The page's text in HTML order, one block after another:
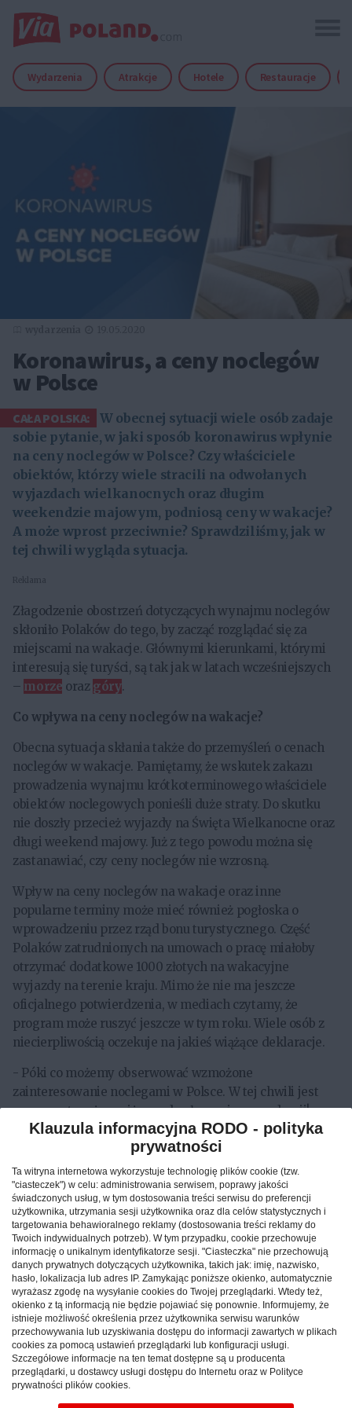
Wydarzenia Atrakcje Hotele Restauracje
Koronawirus, a ceny noclegów
w Polsce
CAŁA POLSKA:
W obecnej sytuacji wiele osób zadaje
sobie pytanie, w jaki sposób koronawirus wpłynie
na ceny noclegów w Polsce? Czy właściciele
obiektów, którzy wiele stracili na odwołanych
wyjazdach wielkanocnych oraz długim
weekendzie majowym, podniosą ceny w wakacje?
A może wprost przeciwnie? Sprawdziliśmy, jak w
tej chwili wygląda sytuacja.
Reklama
Złagodzenie obostrzeń dotyczących wynajmu noclegów
skłoniło Polaków do tego, by zacząć rozglądać się za
miejscami na wakacje. Głównymi kierunkami, którymi
interesują się turyści, są tak jak w latach wcześniejszych
– morze oraz góry.
Co wpływa na ceny noclegów na wakacje?
Obecna sytuacja skłania także do przemyśleń o cenach
noclegów w wakacje. Pamiętamy, że wskutek zakazu
prowadzenia wynajmu krótkoterminowego właściciele
obiektów noclegowych ponieśli duże straty. Do skutku
nie doszły przecież wyjazdy na Święta Wielkanocne oraz
długi weekend majowy. Już z tego powodu można się
zastanawiać, czy ceny noclegów nie wzrosną.
Wpływ na ceny noclegów na wakacje oraz inne
popularne terminy może mieć również pogłoska o
wprowadzeniu przez rząd bonu turystycznego. Część
Polaków zatrudnionych na umowach o pracę miałoby
otrzymać dodatkowe 1000 złotych na wakacyjne
wyjazdy na terenie kraju. Mimo że nie ma jeszcze
oficjalnego potwierdzenia, w mediach czytamy, że
program może ruszyć jeszcze w tym roku. Wiele osób z
niecierpliwością oczekuje na jakieś wiążące deklaracje.
- Póki co możemy obserwować wzmożone
zainteresowanie noclegami w Polsce. W tej chwili jest
ono nawet wyższe niż przed ogłoszeniem pandemii!
Możemy pokusić się o stwierdzenie, że gdy bon
turystyczny 1000+ zostanie oficjalnie zatwierdzony,
popyt na usługi noclegowe wystrzeli jeszcze bardziej. –
mówi Kamila Miciuła z portalu Nocowanie.pl
Jakimi miejscami interesują się turyści?
Jak już wspomniano, nadal wysoko na liście destynacji są
morze oraz góry. Ale na obecnej sytuacji zyskują
miejscowości położone na uboczu, choć nadal widać też
zainteresowanie popularnymi kurortami. Oprócz tego
turyści coraz przychylniejszym okiem patrzą na bardziej
spokojne, zielone regiony, jakKaszuby,Warmia
Podlasie.
Podczas epidemii koronawirusa, na skutek
Klauzula informacyjna RODO - polityka
prywatności
Ta witryna internetowa wykorzystuje technologię plików cookie (tzw.
"ciasteczek") w celu: administrowania serwisem, poprawy jakości
świadczonych usług, w tym dostosowania treści serwisu do preferencji
użytkownika, utrzymania sesji użytkownika oraz dla celów statystycznych i
targetowania behawioralnego reklamy (dostosowania treści reklamy do
Twoich indywidualnych potrzeb). W tym przypadku, cookie przechowuje
informację o unikalnym identyfikatorze sesji. "Ciasteczka" nie przechowują
danych prywatnych dotyczących użytkownika, takich jak: imię, nazwisko,
hasło, lokalizacja lub adres IP. Zamykając poniższe okienko, automatycznie
wyrażasz zgodę na wysyłanie cookies do Twojej przeglądarki. Wtedy też,
okienko z tą informacją nie będzie pojawiać się ponownie. Informujemy, że
istnieje możliwość określenia przez użytkownika serwisu warunków
przechowywania lub uzyskiwania dostępu do informacji zawartych w plikach
cookies za pomocą ustawień przeglądarki lub konfiguracji usługi.
Szczegółowe informacje na ten temat dostępne są u producenta
przeglądarki, u dostawcy usługi dostępu do Internetu oraz w Polityce
prywatności plików cookies.